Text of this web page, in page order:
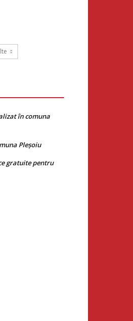
în comuna
Pleșoiu
gratuite pentru